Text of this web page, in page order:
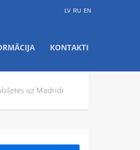
LV RU EN
KONTAKTI
uz Madridi